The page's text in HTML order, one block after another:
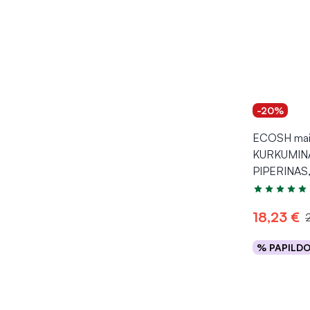
-20%
ECOSH
Įvertinimas
18,23 €
%
Į